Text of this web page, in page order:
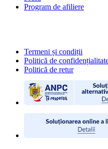
Program de afiliere
Termeni și condiții
Politică de
Politică de retur